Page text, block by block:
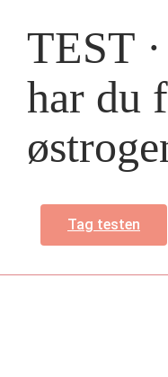
TEST
har du
Tag testen